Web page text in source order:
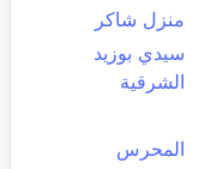
منزل شاكر
سيدي بوزيد
الشرقية
المحرس